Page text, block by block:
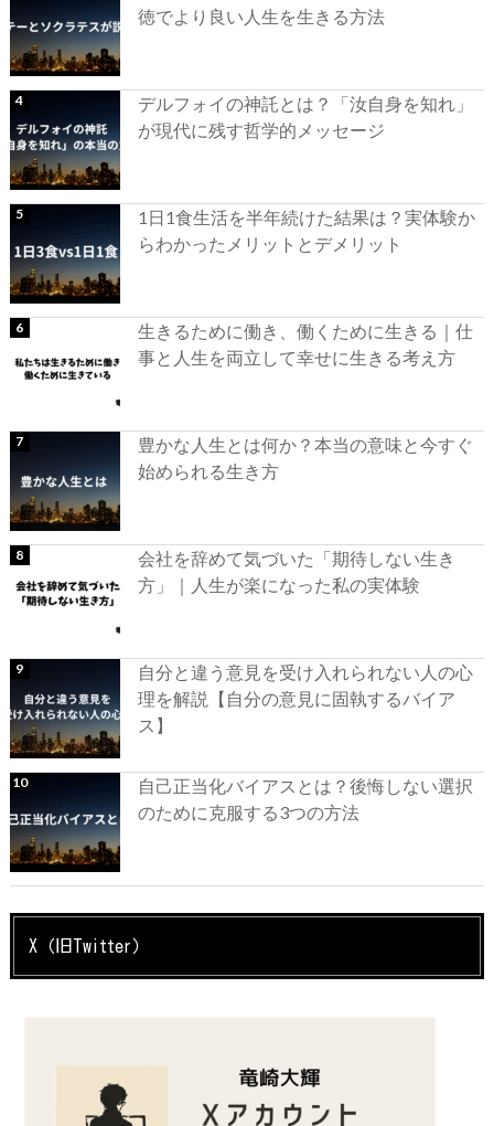
徳でより良い人生を生きる方法
デルフォイの神託とは？「汝自身を知れ」
が現代に残す哲学的メッセージ
1日1食生活を半年続けた結果は？実体験か
らわかったメリットとデメリット
生きるために働き、働くために生きる｜仕
事と人生を両立して幸せに生きる考え方
豊かな人生とは何か？本当の意味と今すぐ
始められる生き方
会社を辞めて気づいた「期待しない生き
方」｜人生が楽になった私の実体験
自分と違う意見を受け入れられない人の心
理を解説【自分の意見に固執するバイア
ス】
自己正当化バイアスとは？後悔しない選択
のために克服する3つの方法
X（旧Twitter）